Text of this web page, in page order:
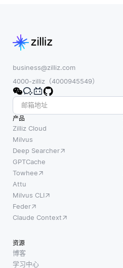
business@zilliz.com
4000-zilliz（4000945549）
产品
Zilliz Cloud
Milvus
Deep Searcher
GPTCache
Towhee
Attu
Milvus CLI
Feder
Claude Context
资源
博客
学习中心